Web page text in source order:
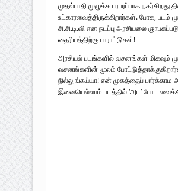
முதல்பாதி முழுக்க பரபரப்பாக
உட்காரவைத்திருக்கிறார்கள். போக, படம்
சி.சி.டி.வி என நடப்பு அரசியலை
தைரியத்திற்கு பாராட்டுகள்!
அரசியல் படங்களில் வசனங்கள் மிகவும்
வசனங்களின் மூலம்
நில்லுங்கய்யா! என் முகத்தைப் பார்க்காம
இவையெல்லாம் படத்தில் ‘அட’ போட